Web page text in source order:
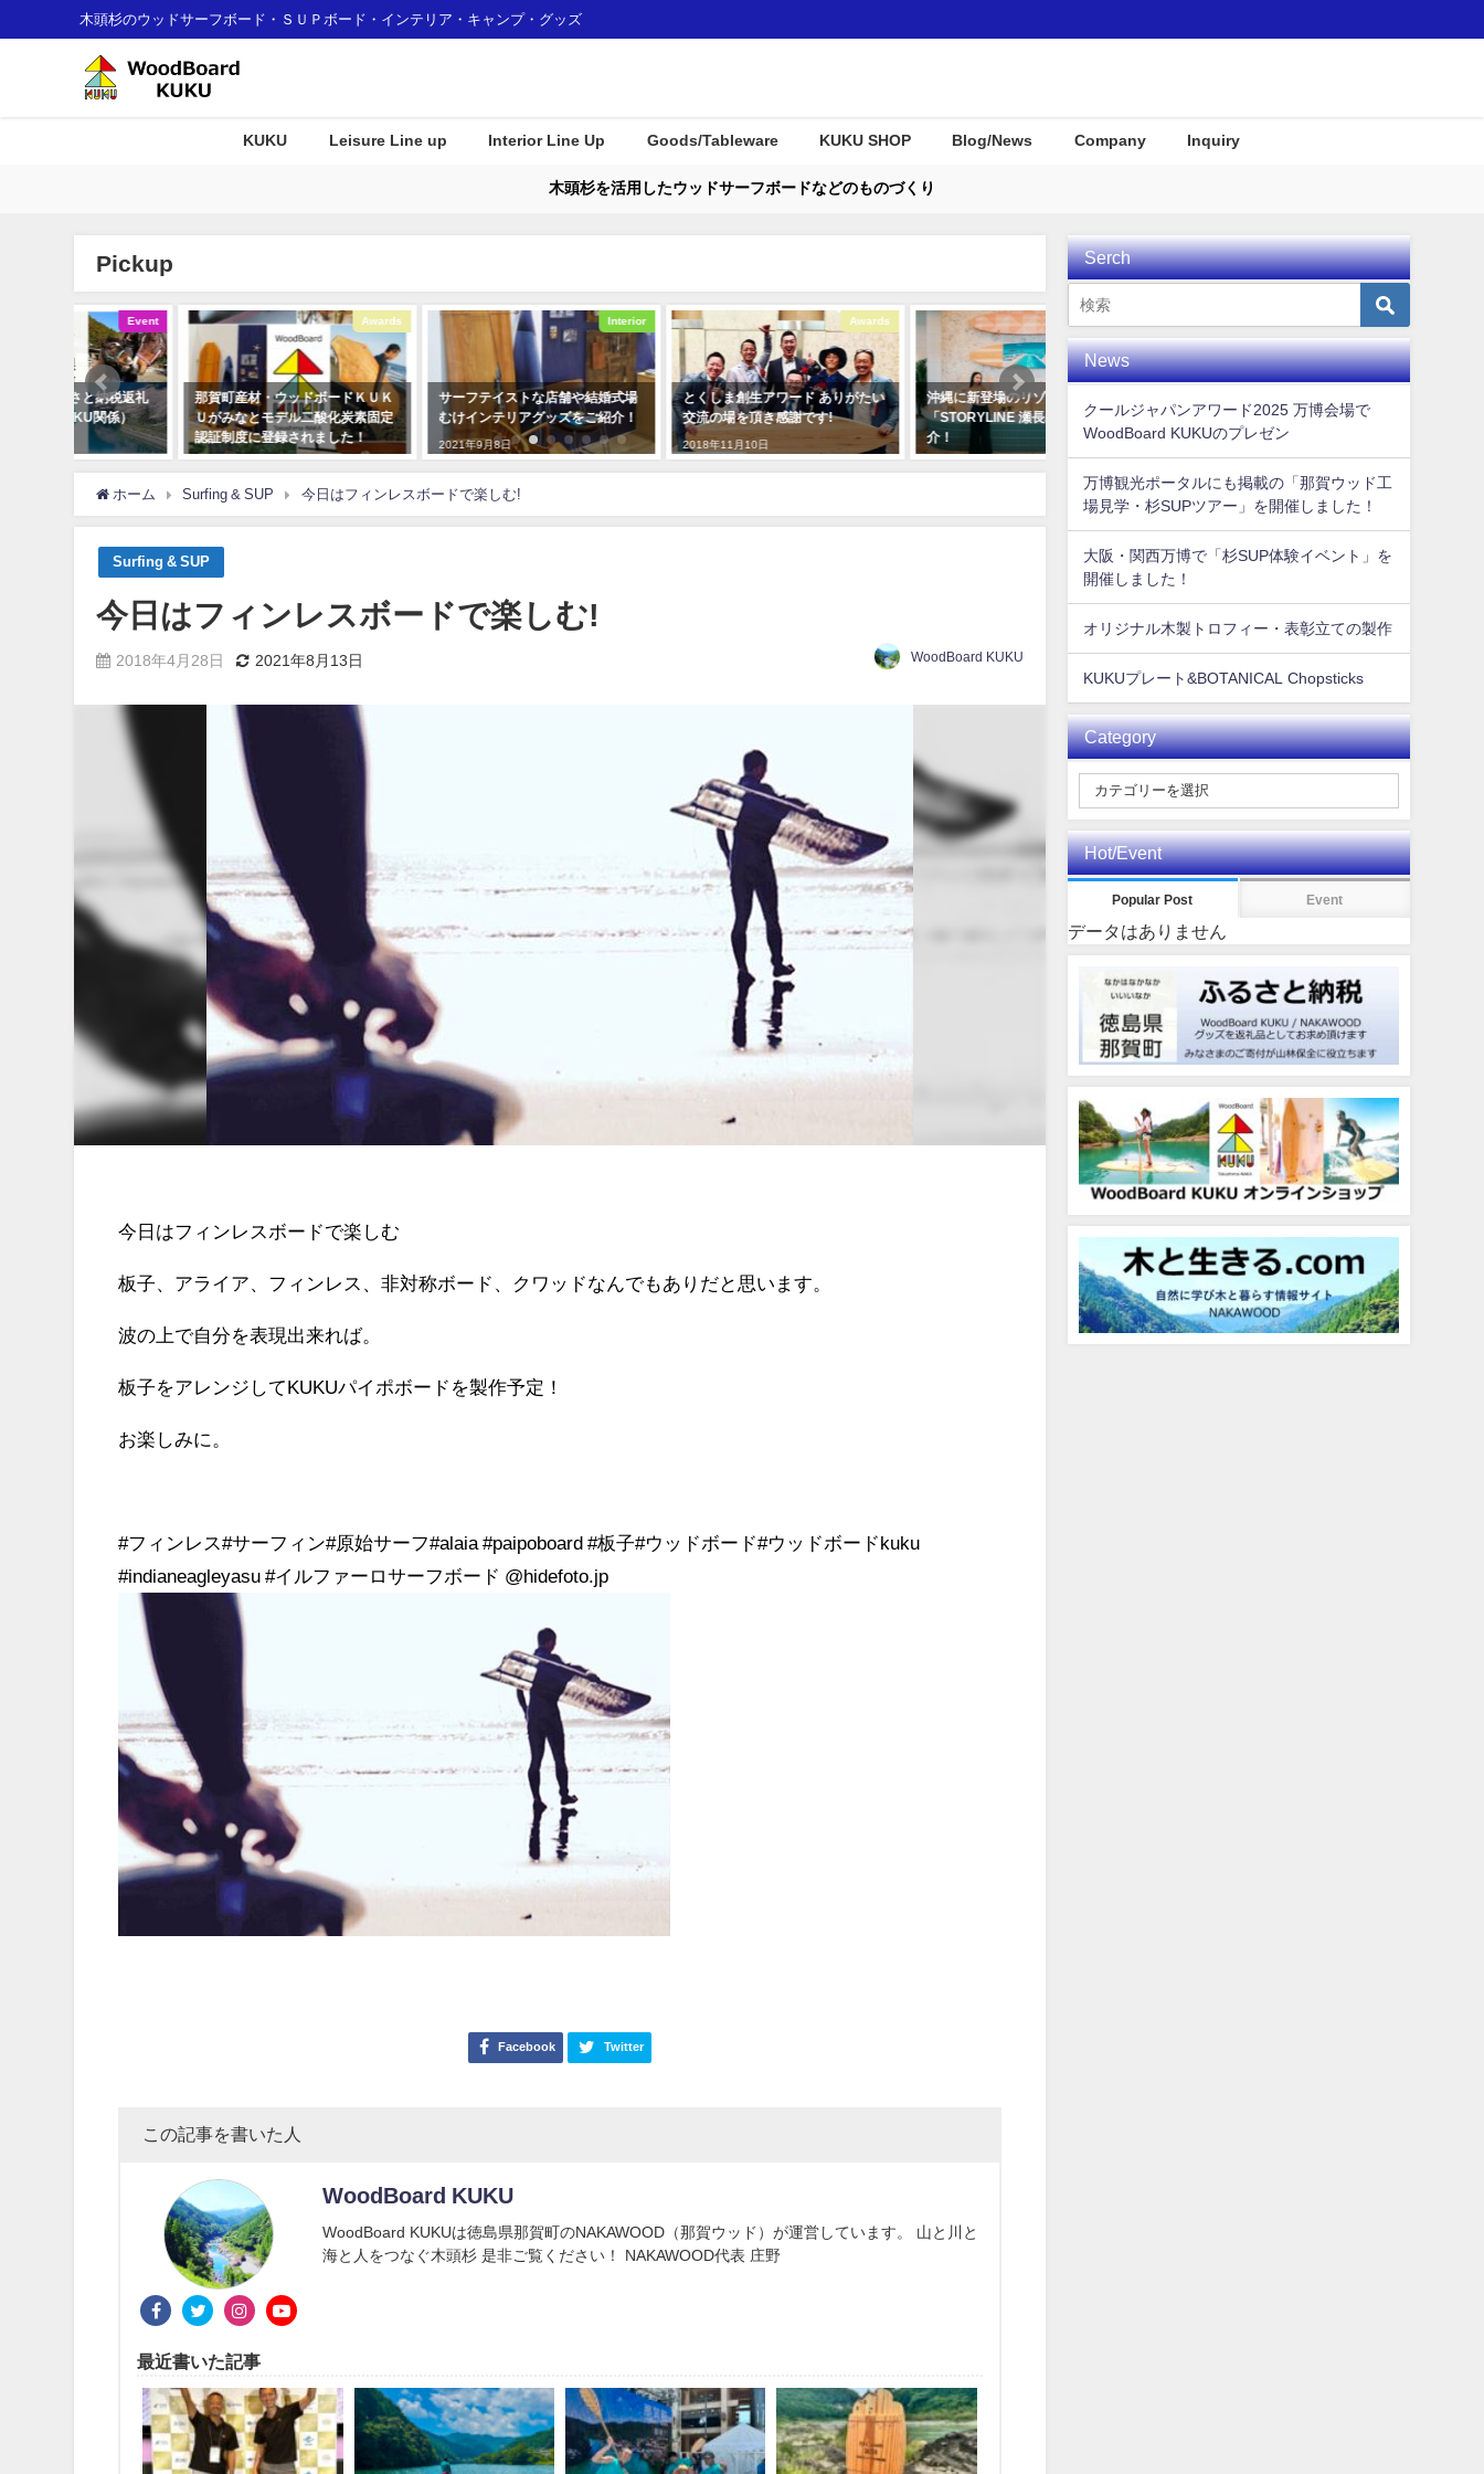
木頭杉のウッドサーフボード・ＳＵＰボード・インテリア・キャンプ・グッズ
KUKU Leisure Line up Interior Line Up Goods/Tableware KUKU SHOP Blog/News Company Inquiry
木頭杉を活用したウッドサーフボードなどのものづくり
Pickup
Awards
那賀町産材・ウッドボードＫＵＫ
Ｕがみなとモデル二酸化炭素固定
認証制度に登録されました！
Interior
サーフテイストな店舗や結婚式場
むけインテリアグッズをご紹介！
2021年9月8日
Awards
とくしま創生アワード ありがたい
交流の場を頂き感謝です!
2018年11月10日
Interior
沖縄に新登場のリゾートホテル
「STORYLINE 瀬長島」のご紹
プレイとして使用して頂きまし
た！
に向けてKUKUムービーが
ホーム Surfing & SUP 今日はフィンレスボードで楽しむ!
Surfing & SUP
今日はフィンレスボードで楽しむ!
2018年4月28日 2021年8月13日 WoodBoard KUKU
今日はフィンレスボードで楽しむ
板子、アライア、フィンレス、非対称ボード、クワッドなんでもありだと思います。
波の上で自分を表現出来れば。
板子をアレンジしてKUKUパイポボードを製作予定！
お楽しみに。
#フィンレス#サーフィン#原始サーフ#alaia #paipoboard #板子#ウッドボード#ウッドボードkuku
#indianeagleyasu #イルファーロサーフボード @hidefoto.jp
Facebook Twitter
この記事を書いた人
WoodBoard KUKU
WoodBoard KUKUは徳島県那賀町のNAKAWOOD（那賀ウッド）が運営しています。 山と川と
海と人をつなぐ木頭杉 是非ご覧ください！ NAKAWOOD代表 庄野
最近書いた記事
Serch
News
クールジャパンアワード2025 万博会場で
WoodBoard KUKUのプレゼン
万博観光ポータルにも掲載の「那賀ウッド工
場見学・杉SUPツアー」を開催しました！
大阪・関西万博で「杉SUP体験イベント」を
開催しました！
オリジナル木製トロフィー・表彰立ての製作
KUKUプレート&BOTANICAL Chopsticks
Category
Hot/Event
Popular Post Event
データはありません